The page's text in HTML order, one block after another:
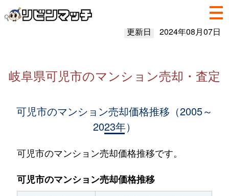
更新日 2024年08月07日
岐阜県可児市のマンション売却・査定
可児市のマンション売却価格推移（2005～
2023年）
可児市のマンション売却価格推移です。
可児市のマンション売却価格推移